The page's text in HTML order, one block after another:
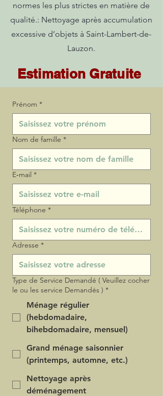
normes les plus strictes en matière de
qualité.: Nettoyage après accumulation
excessive d’objets à Saint-Lambert-de-
Lauzon.
Estimation Gratuite
Prénom *
Nom de famille *
E‑mail *
Téléphone *
Adresse *
Type de Service Demandé ( Veuillez cocher
le ou les service Demandés ) *
Ménage régulier
(hebdomadaire,
bihebdomadaire, mensuel)
Grand ménage saisonnier
(printemps, automne, etc.)
Nettoyage après
déménagement